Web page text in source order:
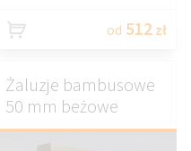
od 512 zł
Żaluzje bambusowe
50 mm beżowe